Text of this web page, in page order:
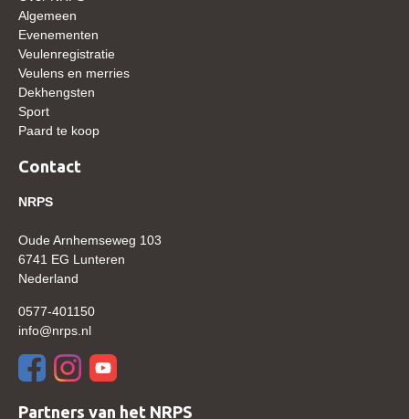
Verrichtingsonderzoek 2020-2021
Verrichtingsonderzoek 2019-2020
Sport
Paard te koop
Inloggen
CONTACT
REGIO'S
Regio Noord
Regio Midden
Bestuur Regio Midden
Algemeen
Evenementen
Veulenregistratie
Veulens en merries
Dekhengsten
Sport
Paard te koop
Contact
NRPS
Oude Arnhemseweg 103
6741 EG Lunteren
Nederland
0577-401150
info@nrps.nl
Partners van het NRPS